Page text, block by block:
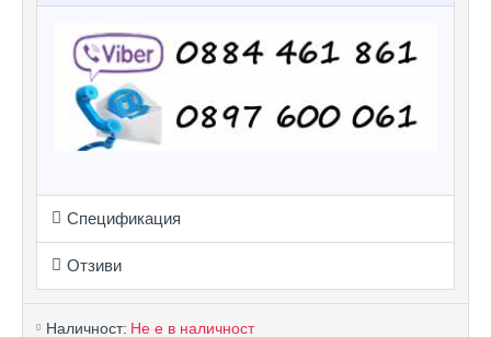
Спецификация
Отзиви
Наличност: Не е в наличност